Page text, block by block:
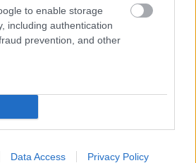
to enable storage
including authentication
prevention, and other
Data Access Privacy Policy
nemet mondtam. Évekkel
később láttam a körözési
fotóját” – 3 eset, amikor a
megérzés mentett meg